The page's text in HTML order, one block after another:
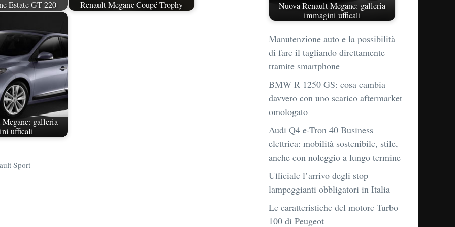
Estate GT 220 Renault Megane Coupé Trophy
galleria
ufficali
Sport
Nuova Renault Megane: galleria
immagini ufficali
Manutenzione auto e la possibilità
di fare il tagliando direttamente
tramite smartphone
BMW R 1250 GS: cosa cambia
davvero con uno scarico aftermarket
omologato
Audi Q4 e-Tron 40 Business
elettrica: mobilità sostenibile, stile,
anche con noleggio a lungo termine
Ufficiale l’arrivo degli stop
lampeggianti obbligatori in Italia
Le caratteristiche del motore Turbo
100 di Peugeot